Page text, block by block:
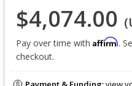
$4,074.00
Pay over time with Affirm.
checkout.